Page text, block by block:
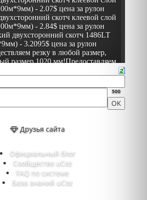
500
Друзья сайта
Официальный блог
Сообщество uCoz
FAQ по системе
База знаний uCoz